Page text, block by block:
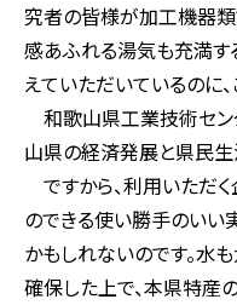
究者の皆様が加工機器
感あふれる湯気も充満す
えていただいているのに
和歌山県工業技術セン
山県の経済発展と県民生
ですから、利用いただ
のできる使い勝手のいい
かもしれないのです。水
確保した上で、本県特産